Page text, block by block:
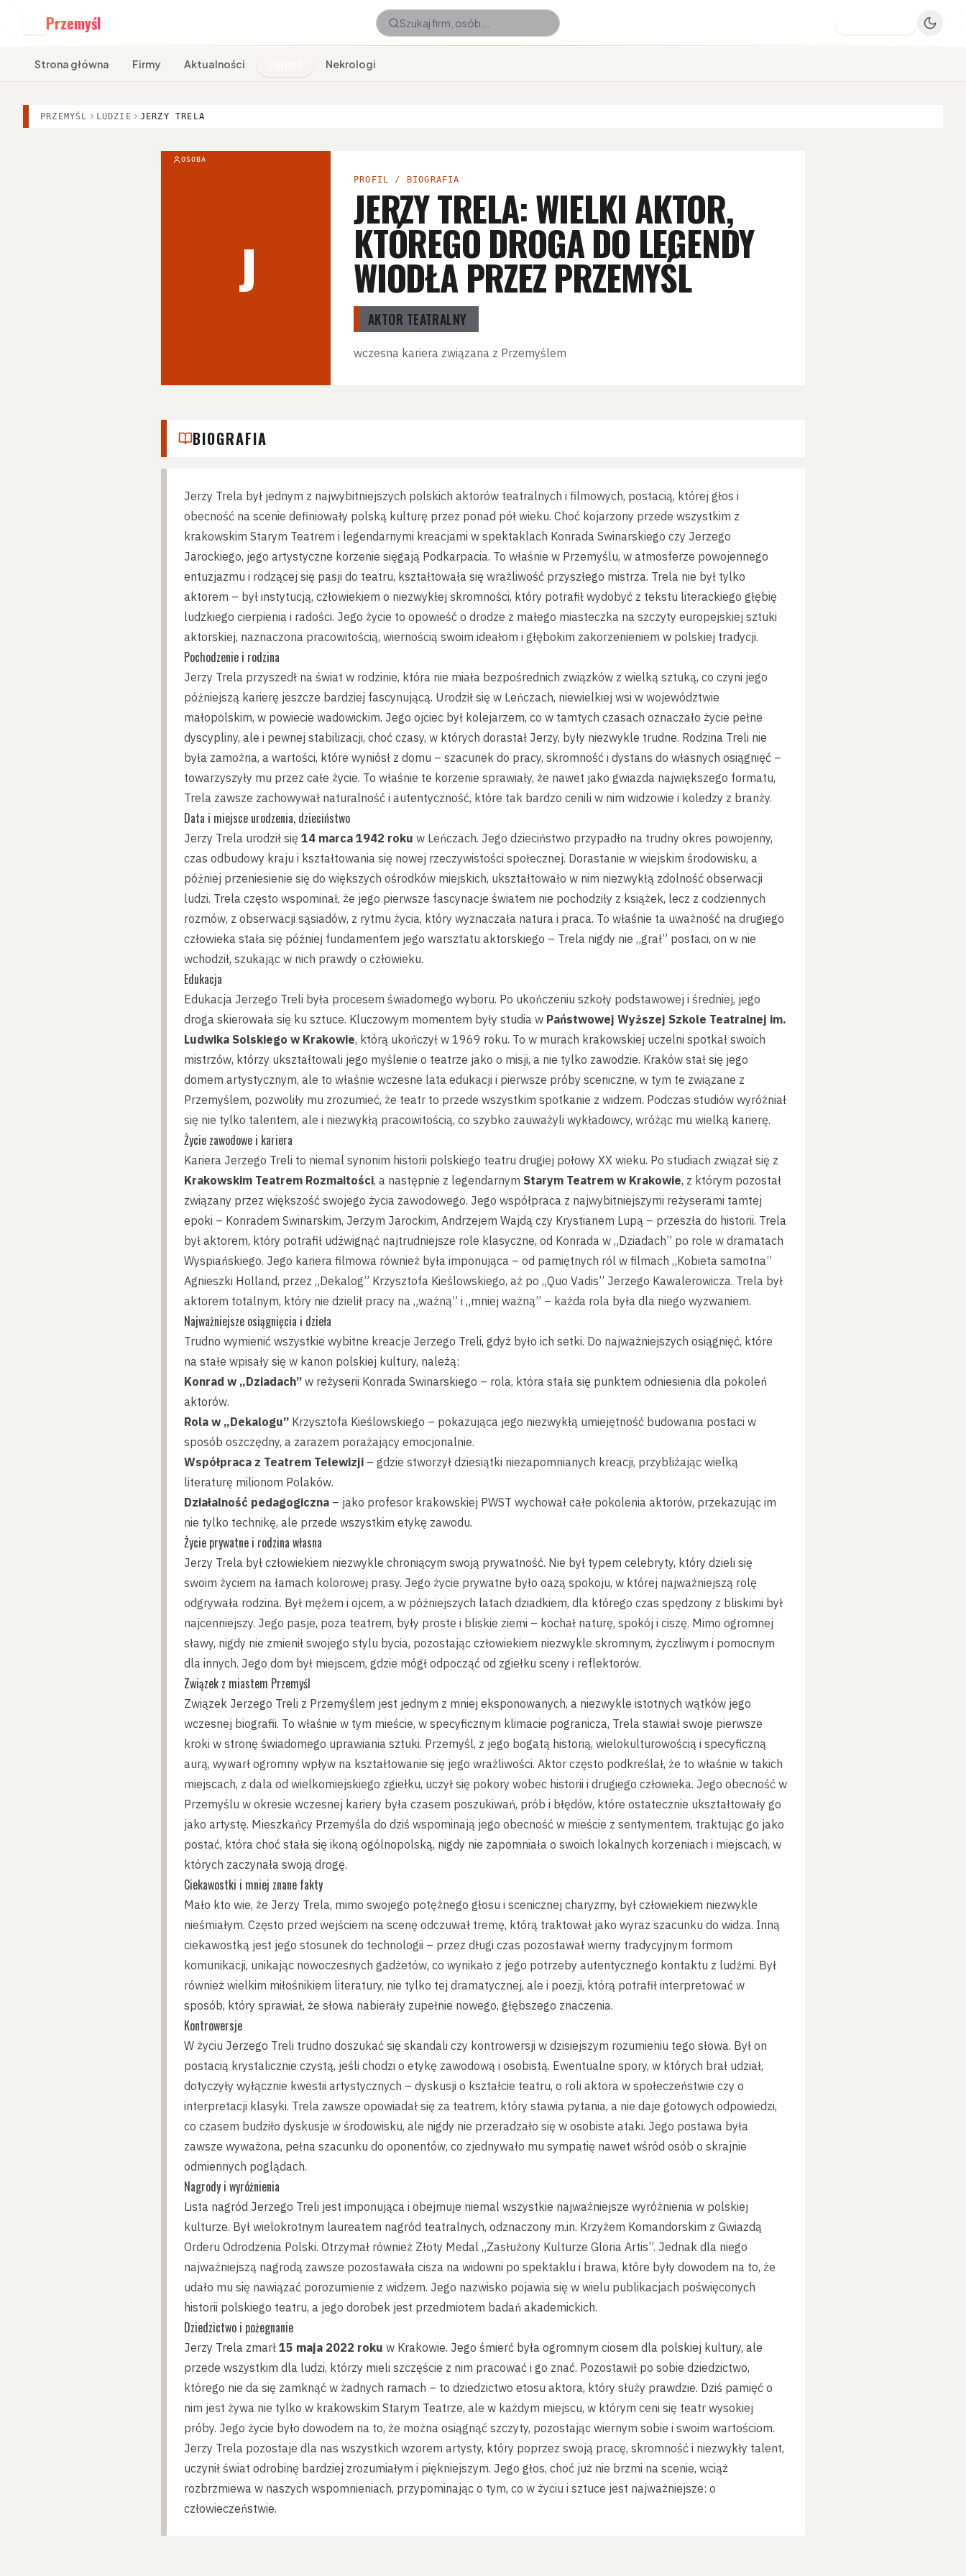
Przemyśl
Strona główna Firmy Aktualności Nekrologi
PRZEMYŚL LUDZIE JERZY TRELA
J
OSOBA
PROFIL / BIOGRAFIA
JERZY TRELA: WIELKI AKTOR,
KTÓREGO DROGA DO LEGENDY
WIODŁA PRZEZ PRZEMYŚL
AKTOR TEATRALNY
wczesna kariera związana z Przemyślem
BIOGRAFIA
Jerzy Trela był jednym z najwybitniejszych polskich aktorów teatralnych i filmowych, postacią, której głos i
obecność na scenie definiowały polską kulturę przez ponad pół wieku. Choć kojarzony przede wszystkim z
krakowskim Starym Teatrem i legendarnymi kreacjami w spektaklach Konrada Swinarskiego czy Jerzego
Jarockiego, jego artystyczne korzenie sięgają Podkarpacia. To właśnie w Przemyślu, w atmosferze powojennego
entuzjazmu i rodzącej się pasji do teatru, kształtowała się wrażliwość przyszłego mistrza. Trela nie był tylko
aktorem – był instytucją, człowiekiem o niezwykłej skromności, który potrafił wydobyć z tekstu literackiego głębię
ludzkiego cierpienia i radości. Jego życie to opowieść o drodze z małego miasteczka na szczyty europejskiej sztuki
aktorskiej, naznaczona pracowitością, wiernością swoim ideałom i głębokim zakorzenieniem w polskiej tradycji.
Pochodzenie i rodzina
Jerzy Trela przyszedł na świat w rodzinie, która nie miała bezpośrednich związków z wielką sztuką, co czyni jego
późniejszą karierę jeszcze bardziej fascynującą. Urodził się w Leńczach, niewielkiej wsi w województwie
małopolskim, w powiecie wadowickim. Jego ojciec był kolejarzem, co w tamtych czasach oznaczało życie pełne
dyscypliny, ale i pewnej stabilizacji, choć czasy, w których dorastał Jerzy, były niezwykle trudne. Rodzina Treli nie
była zamożna, a wartości, które wyniósł z domu – szacunek do pracy, skromność i dystans do własnych osiągnięć –
towarzyszyły mu przez całe życie. To właśnie te korzenie sprawiały, że nawet jako gwiazda największego formatu,
Trela zawsze zachowywał naturalność i autentyczność, które tak bardzo cenili w nim widzowie i koledzy z branży.
Data i miejsce urodzenia, dzieciństwo
Jerzy Trela urodził się 14 marca 1942 roku w Leńczach. Jego dzieciństwo przypadło na trudny okres powojenny,
czas odbudowy kraju i kształtowania się nowej rzeczywistości społecznej. Dorastanie w wiejskim środowisku, a
później przeniesienie się do większych ośrodków miejskich, ukształtowało w nim niezwykłą zdolność obserwacji
ludzi. Trela często wspominał, że jego pierwsze fascynacje światem nie pochodziły z książek, lecz z codziennych
rozmów, z obserwacji sąsiadów, z rytmu życia, który wyznaczała natura i praca. To właśnie ta uważność na drugiego
człowieka stała się później fundamentem jego warsztatu aktorskiego – Trela nigdy nie „grał” postaci, on w nie
wchodził, szukając w nich prawdy o człowieku.
Edukacja
Edukacja Jerzego Treli była procesem świadomego wyboru. Po ukończeniu szkoły podstawowej i średniej, jego
droga skierowała się ku sztuce. Kluczowym momentem były studia w Państwowej Wyższej Szkole Teatralnej im.
Ludwika Solskiego w Krakowie, którą ukończył w 1969 roku. To w murach krakowskiej uczelni spotkał swoich
mistrzów, którzy ukształtowali jego myślenie o teatrze jako o misji, a nie tylko zawodzie. Kraków stał się jego
domem artystycznym, ale to właśnie wczesne lata edukacji i pierwsze próby sceniczne, w tym te związane z
Przemyślem, pozwoliły mu zrozumieć, że teatr to przede wszystkim spotkanie z widzem. Podczas studiów wyróżniał
się nie tylko talentem, ale i niezwykłą pracowitością, co szybko zauważyli wykładowcy, wróżąc mu wielką karierę.
Życie zawodowe i kariera
Kariera Jerzego Treli to niemal synonim historii polskiego teatru drugiej połowy XX wieku. Po studiach związał się z
Krakowskim Teatrem Rozmaitości, a następnie z legendarnym Starym Teatrem w Krakowie, z którym pozostał
związany przez większość swojego życia zawodowego. Jego współpraca z najwybitniejszymi reżyserami tamtej
epoki – Konradem Swinarskim, Jerzym Jarockim, Andrzejem Wajdą czy Krystianem Lupą – przeszła do historii. Trela
był aktorem, który potrafił udźwignąć najtrudniejsze role klasyczne, od Konrada w „Dziadach” po role w dramatach
Wyspiańskiego. Jego kariera filmowa również była imponująca – od pamiętnych ról w filmach „Kobieta samotna”
Agnieszki Holland, przez „Dekalog” Krzysztofa Kieślowskiego, aż po „Quo Vadis” Jerzego Kawalerowicza. Trela był
aktorem totalnym, który nie dzielił pracy na „ważną” i „mniej ważną” – każda rola była dla niego wyzwaniem.
Najważniejsze osiągnięcia i dzieła
Trudno wymienić wszystkie wybitne kreacje Jerzego Treli, gdyż było ich setki. Do najważniejszych osiągnięć, które
na stałe wpisały się w kanon polskiej kultury, należą:
Konrad w „Dziadach” w reżyserii Konrada Swinarskiego – rola, która stała się punktem odniesienia dla pokoleń
aktorów.
Rola w „Dekalogu” Krzysztofa Kieślowskiego – pokazująca jego niezwykłą umiejętność budowania postaci w
sposób oszczędny, a zarazem porażający emocjonalnie.
Współpraca z Teatrem Telewizji – gdzie stworzył dziesiątki niezapomnianych kreacji, przybliżając wielką
literaturę milionom Polaków.
Działalność pedagogiczna – jako profesor krakowskiej PWST wychował całe pokolenia aktorów, przekazując im
nie tylko technikę, ale przede wszystkim etykę zawodu.
Życie prywatne i rodzina własna
Jerzy Trela był człowiekiem niezwykle chroniącym swoją prywatność. Nie był typem celebryty, który dzieli się
swoim życiem na łamach kolorowej prasy. Jego życie prywatne było oazą spokoju, w której najważniejszą rolę
odgrywała rodzina. Był mężem i ojcem, a w późniejszych latach dziadkiem, dla którego czas spędzony z bliskimi był
najcenniejszy. Jego pasje, poza teatrem, były proste i bliskie ziemi – kochał naturę, spokój i ciszę. Mimo ogromnej
sławy, nigdy nie zmienił swojego stylu bycia, pozostając człowiekiem niezwykle skromnym, życzliwym i pomocnym
dla innych. Jego dom był miejscem, gdzie mógł odpocząć od zgiełku sceny i reflektorów.
Związek z miastem Przemyśl
Związek Jerzego Treli z Przemyślem jest jednym z mniej eksponowanych, a niezwykle istotnych wątków jego
wczesnej biografii. To właśnie w tym mieście, w specyficznym klimacie pogranicza, Trela stawiał swoje pierwsze
kroki w stronę świadomego uprawiania sztuki. Przemyśl, z jego bogatą historią, wielokulturowością i specyficzną
aurą, wywarł ogromny wpływ na kształtowanie się jego wrażliwości. Aktor często podkreślał, że to właśnie w takich
miejscach, z dala od wielkomiejskiego zgiełku, uczył się pokory wobec historii i drugiego człowieka. Jego obecność w
Przemyślu w okresie wczesnej kariery była czasem poszukiwań, prób i błędów, które ostatecznie ukształtowały go
jako artystę. Mieszkańcy Przemyśla do dziś wspominają jego obecność w mieście z sentymentem, traktując go jako
postać, która choć stała się ikoną ogólnopolską, nigdy nie zapomniała o swoich lokalnych korzeniach i miejscach, w
których zaczynała swoją drogę.
Ciekawostki i mniej znane fakty
Mało kto wie, że Jerzy Trela, mimo swojego potężnego głosu i scenicznej charyzmy, był człowiekiem niezwykle
nieśmiałym. Często przed wejściem na scenę odczuwał tremę, którą traktował jako wyraz szacunku do widza. Inną
ciekawostką jest jego stosunek do technologii – przez długi czas pozostawał wierny tradycyjnym formom
komunikacji, unikając nowoczesnych gadżetów, co wynikało z jego potrzeby autentycznego kontaktu z ludźmi. Był
również wielkim miłośnikiem literatury, nie tylko tej dramatycznej, ale i poezji, którą potrafił interpretować w
sposób, który sprawiał, że słowa nabierały zupełnie nowego, głębszego znaczenia.
Kontrowersje
W życiu Jerzego Treli trudno doszukać się skandali czy kontrowersji w dzisiejszym rozumieniu tego słowa. Był on
postacią krystalicznie czystą, jeśli chodzi o etykę zawodową i osobistą. Ewentualne spory, w których brał udział,
dotyczyły wyłącznie kwestii artystycznych – dyskusji o kształcie teatru, o roli aktora w społeczeństwie czy o
interpretacji klasyki. Trela zawsze opowiadał się za teatrem, który stawia pytania, a nie daje gotowych odpowiedzi,
co czasem budziło dyskusje w środowisku, ale nigdy nie przeradzało się w osobiste ataki. Jego postawa była
zawsze wyważona, pełna szacunku do oponentów, co zjednywało mu sympatię nawet wśród osób o skrajnie
odmiennych poglądach.
Nagrody i wyróżnienia
Lista nagród Jerzego Treli jest imponująca i obejmuje niemal wszystkie najważniejsze wyróżnienia w polskiej
kulturze. Był wielokrotnym laureatem nagród teatralnych, odznaczony m.in. Krzyżem Komandorskim z Gwiazdą
Orderu Odrodzenia Polski. Otrzymał również Złoty Medal „Zasłużony Kulturze Gloria Artis”. Jednak dla niego
najważniejszą nagrodą zawsze pozostawała cisza na widowni po spektaklu i brawa, które były dowodem na to, że
udało mu się nawiązać porozumienie z widzem. Jego nazwisko pojawia się w wielu publikacjach poświęconych
historii polskiego teatru, a jego dorobek jest przedmiotem badań akademickich.
Dziedzictwo i pożegnanie
Jerzy Trela zmarł 15 maja 2022 roku w Krakowie. Jego śmierć była ogromnym ciosem dla polskiej kultury, ale
przede wszystkim dla ludzi, którzy mieli szczęście z nim pracować i go znać. Pozostawił po sobie dziedzictwo,
którego nie da się zamknąć w żadnych ramach – to dziedzictwo etosu aktora, który służy prawdzie. Dziś pamięć o
nim jest żywa nie tylko w krakowskim Starym Teatrze, ale w każdym miejscu, w którym ceni się teatr wysokiej
próby. Jego życie było dowodem na to, że można osiągnąć szczyty, pozostając wiernym sobie i swoim wartościom.
Jerzy Trela pozostaje dla nas wszystkich wzorem artysty, który poprzez swoją pracę, skromność i niezwykły talent,
uczynił świat odrobinę bardziej zrozumiałym i piękniejszym. Jego głos, choć już nie brzmi na scenie, wciąż
rozbrzmiewa w naszych wspomnieniach, przypominając o tym, co w życiu i sztuce jest najważniejsze: o
człowieczeństwie.